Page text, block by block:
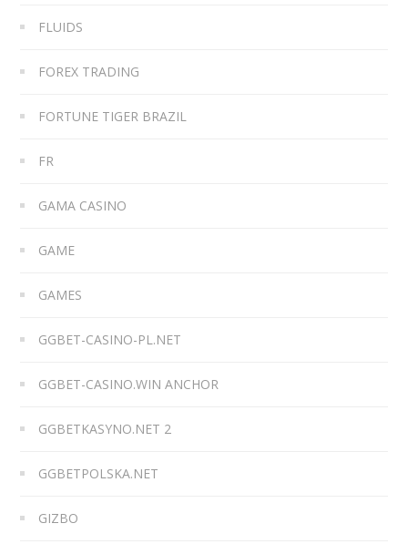
FLUIDS
FOREX TRADING
FORTUNE TIGER BRAZIL
FR
GAMA CASINO
GAME
GAMES
GGBET-CASINO-PL.NET
GGBET-CASINO.WIN ANCHOR
GGBETKASYNO.NET 2
GGBETPOLSKA.NET
GIZBO